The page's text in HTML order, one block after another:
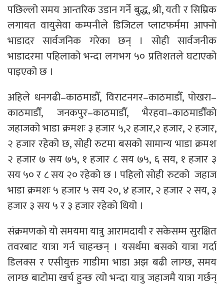
पछिल्लो समय आन्तरिक उडान गर्ने बुद्ध, श्री, यती र सिम्रिक
लगायत वायुसेवा कम्पनीले डिजिटल प्लाटफर्ममा आफ्नो
भाडादर सार्वजनिक गरेका छन् । सोही सार्वजनीक
भाडादरमा पहिलाको भन्दा लगभग ५० प्रतिशतले घटाएको
पाइएको छ ।
अहिले धनगढी–काठमाडौँ, विराटनगर–काठमाडौँ, पोखरा–
काठमाडौँ, जनकपुर–काठमाडौँ, भैरहवा–काठमाडौँको
जहाजको भाडा क्रमशः ३ हजार ५,२ हजार,२ हजार, २ हजार,
२ हजार रहेको छ, सोही रुटमा बसको सामान्य भाडा क्रमश
२ हजार ७ सय ७५, १ हजार ८ सय ७५, ६ सय, १ हजार ३
सय ५० र ८ सय २० रहेको छ । पहिलो सोही रुटको जहाज
भाडा क्रमशः ५ हजार ५ सय २०, ४ हजार, २ हजार २ सय, ३
हजार ३ सय ५ र ३ हजार रहेको थियो ।
संक्रमणको यो समयमा यात्रु आरामदायी र सकेसम्म सुरक्षित
तवरबाट यात्रा गर्न चाहन्छन् । यसर्थमा बसको यात्रा गर्दा
डिलक्स र एसीयुक्त गाडीमा भाडा अझ बढी लाग्छ, समय
लाग्छ बाटोमा खर्च हुन्छ त्यो भन्दा यात्रु जहाजमै यात्रा गर्छन्